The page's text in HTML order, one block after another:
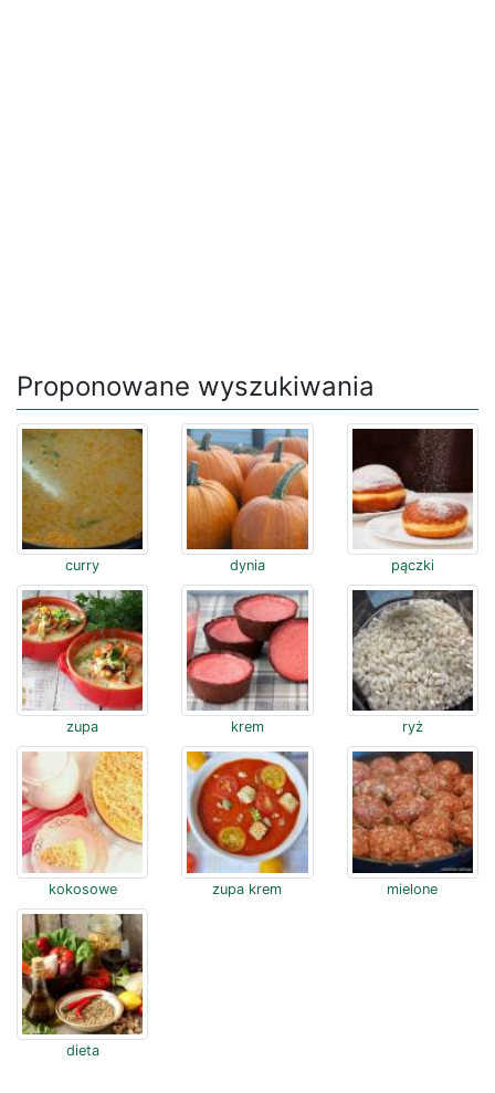
Proponowane wyszukiwania
curry dynia pączki
zupa krem ryż
kokosowe zupa krem mielone
dieta